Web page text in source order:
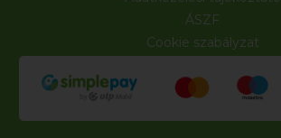
ÁSZF
Cookie szabályzat